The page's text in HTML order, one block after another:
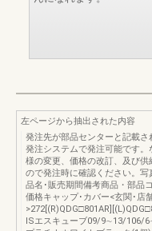
左ページから抽出された内容
発注先が部品センターと記載
発注システムで発注可能です
様の変更、価格の改訂、及び
ので発注時に確認ください。
品名･販売期間備考商品・部品
価格キャップ･カバー<玄関･店
ISエスキューブ09/9∼13/106/